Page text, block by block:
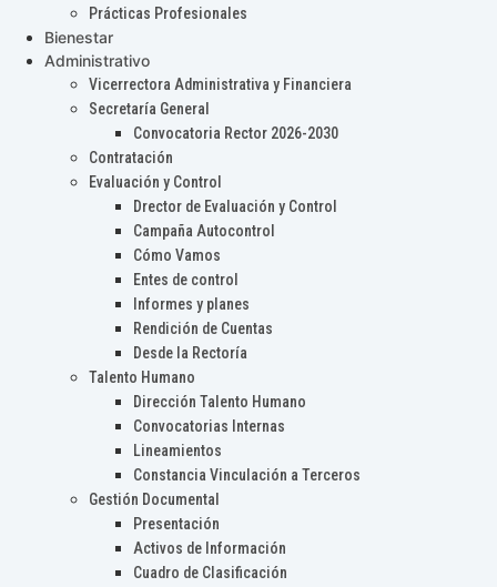
Prácticas Profesionales
Bienestar
Administrativo
Vicerrectora Administrativa y Financiera
Secretaría General
Convocatoria Rector 2026-2030
Contratación
Evaluación y Control
Drector de Evaluación y Control
Campaña Autocontrol
Cómo Vamos
Entes de control
Informes y planes
Rendición de Cuentas
Desde la Rectoría
Talento Humano
Dirección Talento Humano
Convocatorias Internas
Lineamientos
Constancia Vinculación a Terceros
Gestión Documental
Presentación
Activos de Información
Cuadro de Clasificación